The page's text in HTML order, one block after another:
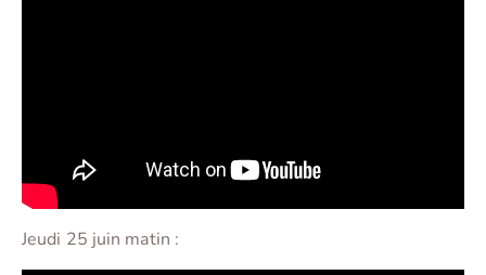
Jeudi 25 juin matin :